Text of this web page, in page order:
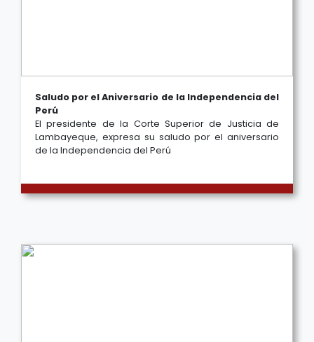
Saludo por el Aniversario de la Independencia del
Perú
El presidente de la Corte Superior de Justicia de
Lambayeque, expresa su saludo por el aniversario
de la Independencia del Perú